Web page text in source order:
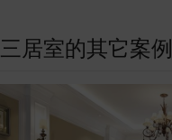
三居室的其它案例